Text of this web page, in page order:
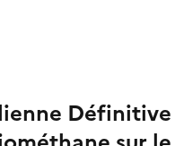
Définitive